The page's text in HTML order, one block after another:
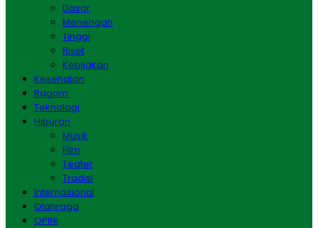
Dasar
Menengah
Tinggi
Riset
Kebijakan
Kesehatan
Ragam
Teknologi
Hiburan
Musik
Film
Teater
Tradisi
Internasional
Olahraga
OPINI